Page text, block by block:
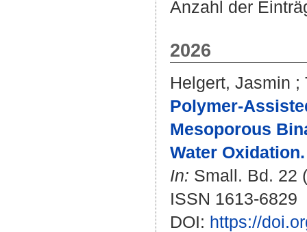
Anzahl der
2026
Helgert, Jasmin ;
Polymer-
Mesoporous
Water Oxidation.
In: Small. Bd. 22
ISSN 1613-6829
DOI: https://